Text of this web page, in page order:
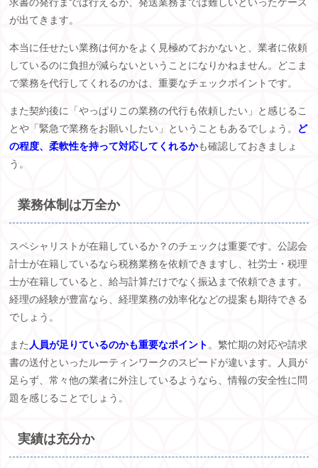
求書の発行までは行えるが、発送業務までは難しいといったケース
が出てきます。
本当に任せたい業務は何かをよく見極めておかないと、業者に依頼
しているのに負担が減らないということになりかねません。どこま
で業務を代行してくれるのかは、重要なチェックポイントです。
また契約後に「やっぱりこの業務の代行も依頼したい」と感じるこ
とや「緊急で業務をお願いしたい」ということもあるでしょう。 ど
の程度、柔軟性を持って対応してくれるかも確認しておきましょ
う。
業務体制は万全か
スペシャリストが在籍しているか？のチェックは重要です。公認会
計士が在籍しているなら税務業務を依頼できますし、社労士・税理
士が在籍していると、給与計算だけでなく振込まで依頼できます。
経理の経験が豊富なら、経理業務の効率化などの提案も期待できる
でしょう。
また 人員が足りているのかも重要なポイント。繁忙期の対応や請求
書の送付といったルーティンワークのスピードが違います。人員が
足らず、常々他の業者に外注しているようなら、情報の安全性に問
題を感じることでしょう。
実績は充分か